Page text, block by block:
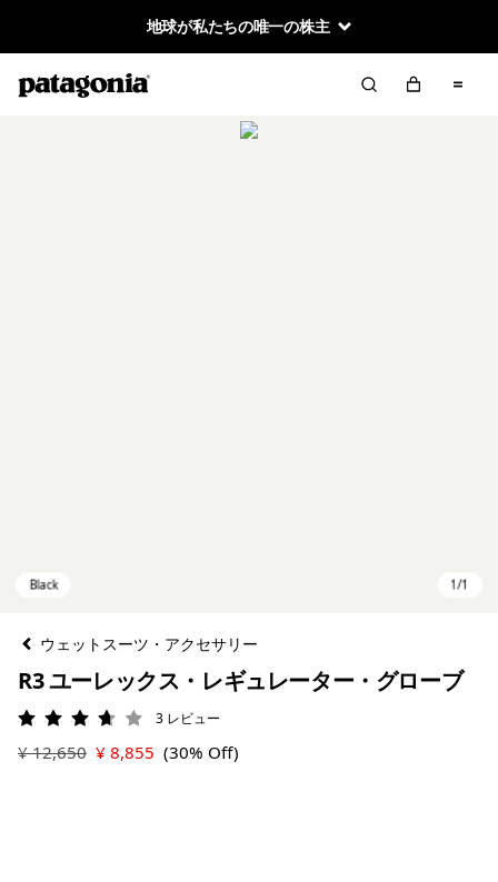
地球が私たちの唯一の株主
ウェットスーツ・アクセサリー
R3 ユーレックス・レギュレーター・グローブ
評価: 3.7 / 5
3 レビュー
¥ 12,650 ¥ 8,855 (30% Off)